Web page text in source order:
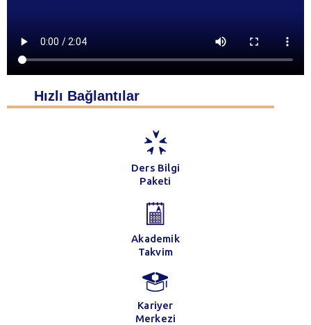
Hızlı Bağlantılar
Ders Bilgi
Paketi
Akademik
Takvim
Kariyer
Merkezi